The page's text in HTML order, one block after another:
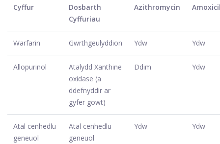
Cyffur
Dosbarth
Cyffuriau
Azithromycin
Warfarin Gwrthgeulyddion Ydw Ydw
Allopurinol
Atalydd Xanthine
oxidase (a
ddefnyddir ar
gyfer gowt)
Ddim Ydw
Atal cenhedlu
geneuol
Atal cenhedlu
geneuol
Ydw Ydw